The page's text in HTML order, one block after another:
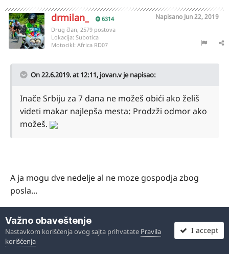
drmilan_ 6314 Napisano Jun 22, 2019
Drug član, 2579 postova
Lokacija: Subotica
Motocikl: Africa RD07
On 22.6.2019. at 12:11, jovan.v je napisao:
Inače Srbiju za 7 dana ne možeš obići ako želiš
videti makar najlepša mesta: Prodzži odmor ako
možeš.
A ja mogu dve nedelje al ne moze gospodja zbog
posla...
Sent from my iPad using Tapatalk
Važno obaveštenje
Nastavkom korišćenja ovog sajta prihvatate Pravila
korišćenja
I accept